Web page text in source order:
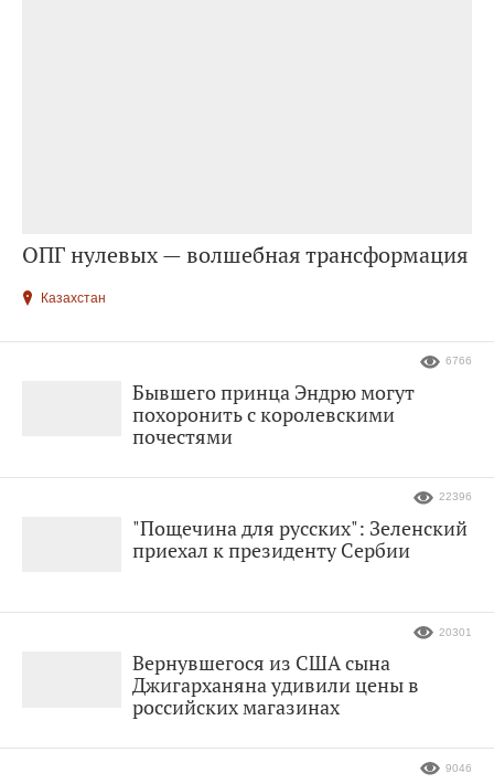
ОПГ нулевых — волшебная трансформация
Казахстан
Бывшего принца Эндрю могут
похоронить с королевскими
почестями
6766
"Пощечина для русских": Зеленский
приехал к президенту Сербии
22396
Вернувшегося из США сына
Джигарханяна удивили цены в
российских магазинах
20301
9046